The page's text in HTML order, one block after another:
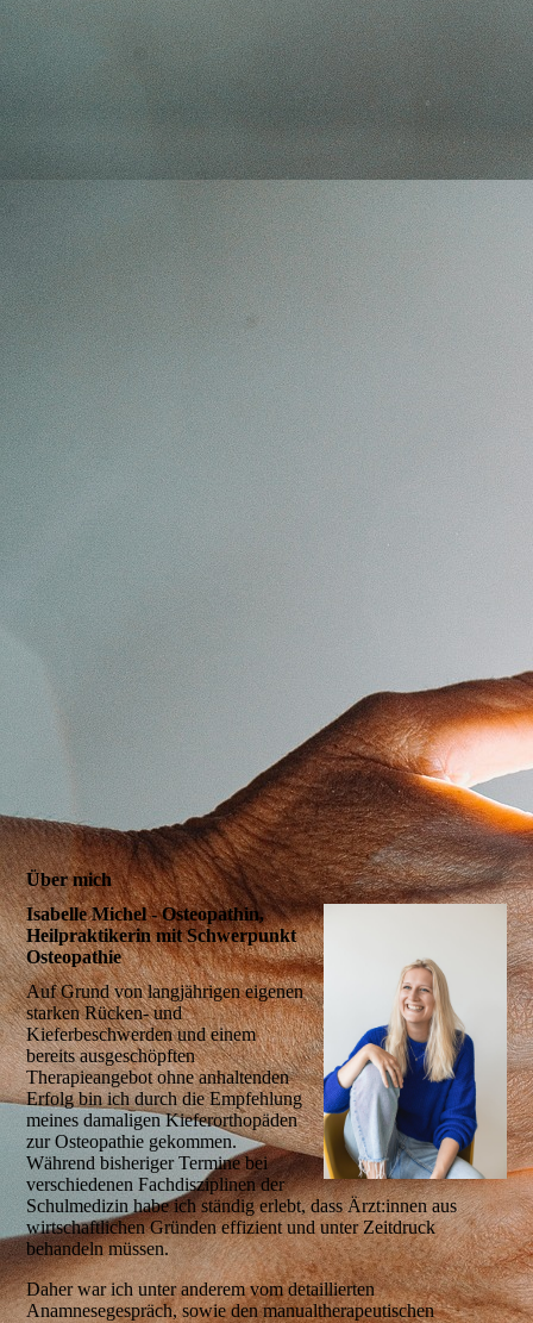
Über mich
Isabelle Michel - Osteopathin,
Heilpraktikerin mit Schwerpunkt
Osteopathie
Auf Grund von langjährigen eigenen
starken Rücken- und
Kieferbeschwerden und einem
bereits ausgeschöpften
Therapieangebot ohne anhaltenden
Erfolg bin ich durch die Empfehlung
meines damaligen Kieferorthopäden
zur Osteopathie gekommen.
Während bisheriger Termine bei
verschiedenen Fachdisziplinen der
Schulmedizin habe ich ständig erlebt, dass Ärzt:innen aus
wirtschaftlichen Gründen effizient und unter Zeitdruck
behandeln müssen.
Daher war ich unter anderem vom detaillierten
Anamnesegespräch, sowie den manualtherapeutischen